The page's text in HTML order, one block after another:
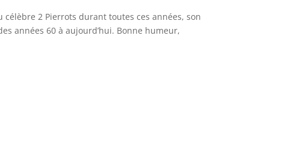
2 Pierrots durant toutes ces années, son
années 60 à aujourd’hui. Bonne humeur,